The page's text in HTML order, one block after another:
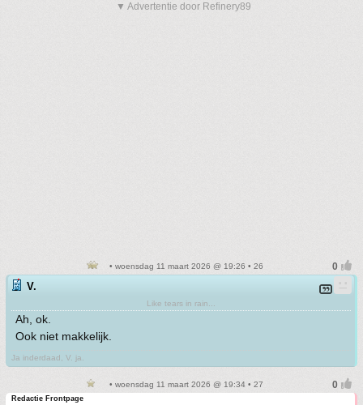
▼ Advertentie door Refinery89
• woensdag 11 maart 2026 @ 19:26 • 26
V.
Like tears in rain...
Ah, ok.
Ook niet makkelijk.
Ja inderdaad, V. ja.
• woensdag 11 maart 2026 @ 19:34 • 27
Redactie Frontpage